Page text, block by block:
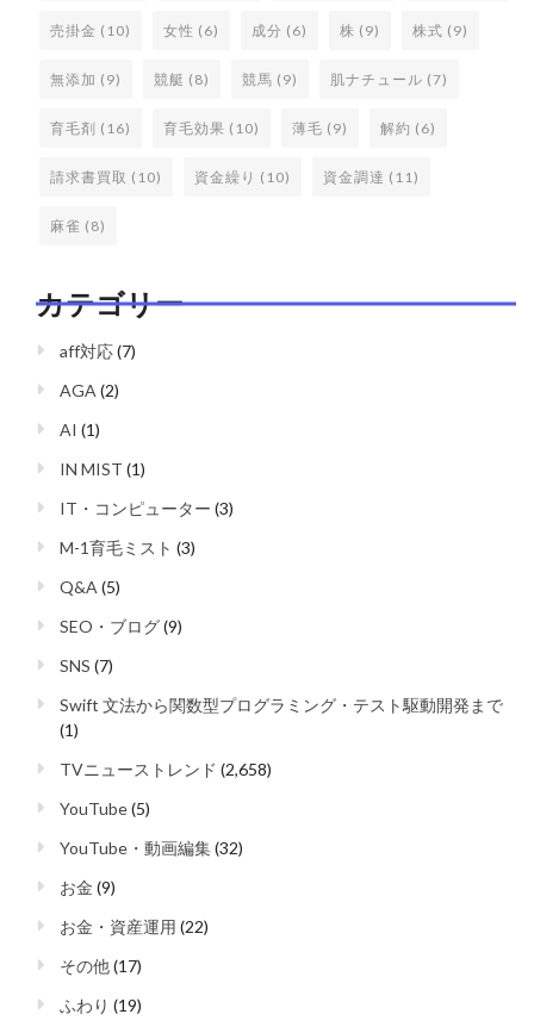
売掛金 (10) 女性 (6) 成分 (6) 株 (9) 株式 (9)
無添加 (9) 競艇 (8) 競馬 (9) 肌ナチュール (7)
育毛剤 (16) 育毛効果 (10) 薄毛 (9) 解約 (6)
請求書買取 (10) 資金繰り (10) 資金調達 (11)
麻雀 (8)
カテゴリー
aff対応(7)
AGA(2)
AI (1)
IN MIST (1)
IT・コンピューター (3)
M-1育毛ミスト (3)
Q&A(5)
SEO・ブログ(9)
SNS (7)
Swift 文法から関数型プログラミング・テスト駆動開発まで
(1)
TVニューストレンド (2,658)
YouTube(5)
YouTube・動画編集(32)
お金 (9)
お金・資産運用 (22)
その他(17)
ふわり (19)